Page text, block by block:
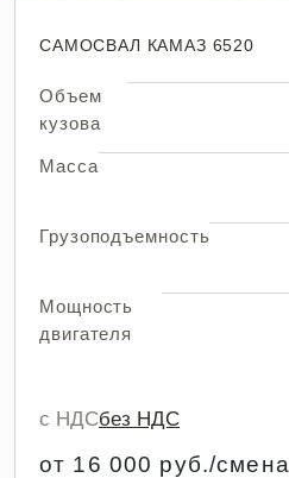
САМОСВАЛ КАМАЗ 6520
Объем
кузова
Масса
Грузоподъемность
Мощность
двигателя
с НДСбез НДС
от 16 000 руб./смена